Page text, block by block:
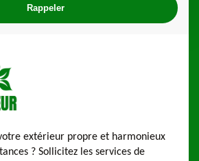
extérieur propre et harmonieux
? Sollicitez les services de